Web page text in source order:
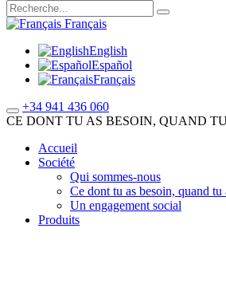
Français
English
Español
Français
+34 941 436 060
CE DONT TU AS BESOIN, QUAND
Accueil
Société
Qui sommes-nous
Ce dont tu as besoin, quand tu
Un engagement social
Produits